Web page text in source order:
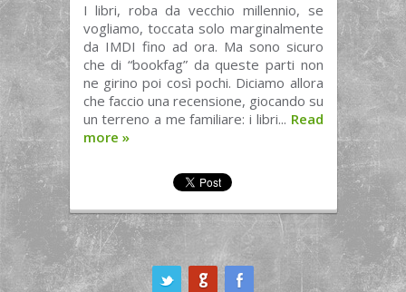
I libri, roba da vecchio millennio, se
vogliamo, toccata solo marginalmente
da IMDI fino ad ora. Ma sono sicuro
che di “bookfag” da queste parti non
ne girino poi così pochi. Diciamo allora
che faccio una recensione, giocando su
un terreno a me familiare: i libri... Read
more »